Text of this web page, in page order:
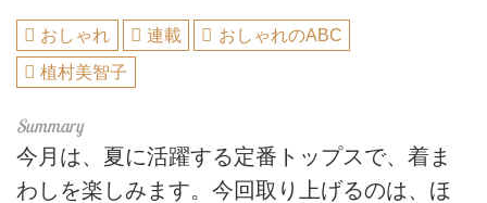
おしゃれ 連載
おしゃれのABC
植村美智子
今月は、夏に活躍する定番トップスで、着ま
わしを楽しみます。今回取り上げるのは、ほ